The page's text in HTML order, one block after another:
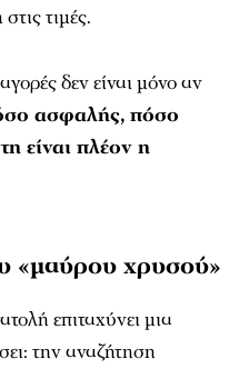
τιμές.
δεν είναι μόνο αν
ασφαλής, πόσο
είναι πλέον η
«μαύρου χρυσού»
επιταχύνει μια
την αναζήτηση